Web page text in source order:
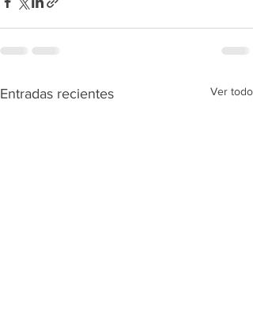
Entradas recientes Ver todo